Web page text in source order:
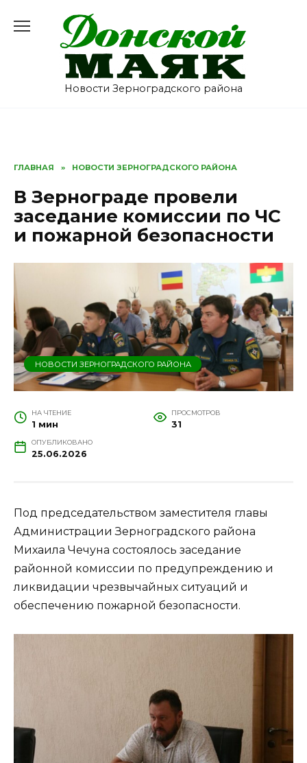
содержанию
Новости Зерноградского района
ГЛАВНАЯ » НОВОСТИ ЗЕРНОГРАДСКОГО РАЙОНА
В Зернограде провели
заседание комиссии по ЧС
и пожарной безопасности
НОВОСТИ ЗЕРНОГРАДСКОГО РАЙОНА
НА ЧТЕНИЕ
1 мин
ПРОСМОТРОВ
31
ОПУБЛИКОВАНО
25.06.2026
Под председательством заместителя главы
Администрации Зерноградского района
Михаила Чечуна состоялось заседание
районной комиссии по предупреждению и
ликвидации чрезвычайных ситуаций и
обеспечению пожарной безопасности.